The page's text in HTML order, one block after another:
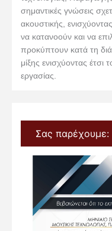
σημαντικές γνώσεις
ακουστικής,
να κατανοούν και να
προκύπτουν κατά τη
μίξης ενισχύοντας
εργασίας.
Σας παρέχουμε: